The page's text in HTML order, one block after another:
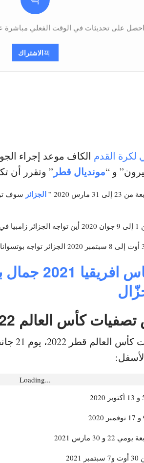
احصل على تحديثات في الوقت الفعلي مباشرة
الاشتراك
لكرة القدم الكاف موعد إجراء
و “مونديال قطر ” وتقرر أن
مارس 2020 ” الجزائر سوف
.
كاس
كأس العالم 2022 :
Loading...
و 30 مارس 2021